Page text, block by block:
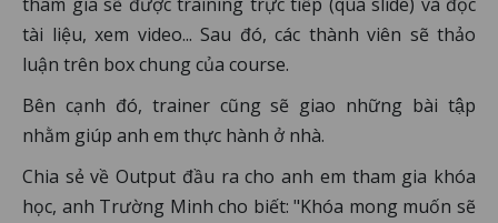
tài liệu, xem video... Sau đó, các thành viên sẽ thảo
luận trên box chung của course.
Bên cạnh đó, trainer cũng sẽ giao những bài tập
nhằm giúp anh em thực hành ở nhà.
Chia sẻ về Output đầu ra cho anh em tham gia khóa
học, anh Trường Minh cho biết: "Khóa mong muốn sẽ